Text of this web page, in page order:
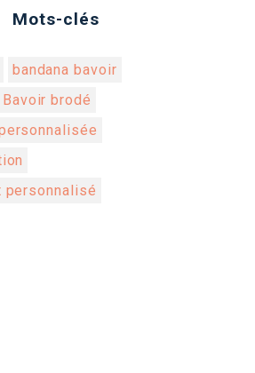
Mots-clés
bandana bavoir
Bavoir brodé